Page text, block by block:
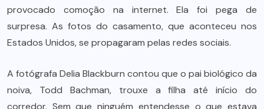
provocado comoção na internet. Ela foi pega de
surpresa. As fotos do casamento, que aconteceu nos
Estados Unidos, se propagaram pelas redes sociais.
A fotógrafa Delia Blackburn contou que o pai biológico da
noiva, Todd Bachman, trouxe a filha até início do
corredor. Sem que ninguém entendesse o que estava